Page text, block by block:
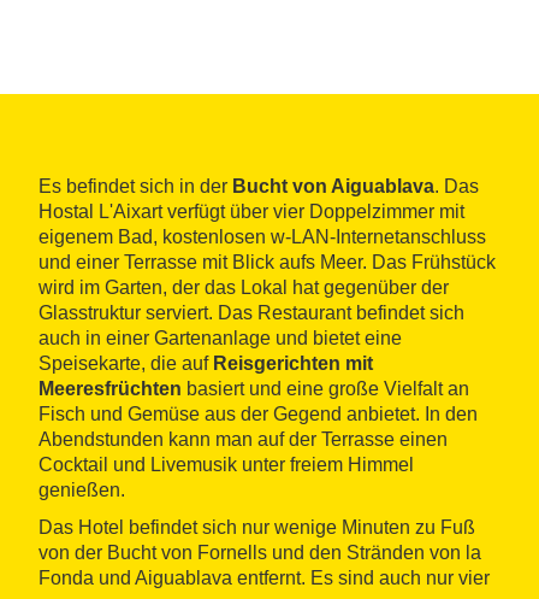
Es befindet sich in der Bucht von Aiguablava. Das
Hostal L'Aixart verfügt über vier Doppelzimmer mit
eigenem Bad, kostenlosen w-LAN-Internetanschluss
und einer Terrasse mit Blick aufs Meer. Das Frühstück
wird im Garten, der das Lokal hat gegenüber der
Glasstruktur serviert. Das Restaurant befindet sich
auch in einer Gartenanlage und bietet eine
Speisekarte, die auf Reisgerichten mit
Meeresfrüchten basiert und eine große Vielfalt an
Fisch und Gemüse aus der Gegend anbietet. In den
Abendstunden kann man auf der Terrasse einen
Cocktail und Livemusik unter freiem Himmel
genießen.
Das Hotel befindet sich nur wenige Minuten zu Fuß
von der Bucht von Fornells und den Stränden von la
Fonda und Aiguablava entfernt. Es sind auch nur vier